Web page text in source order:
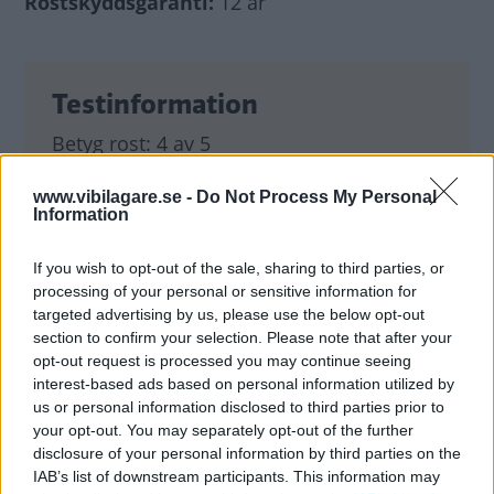
www.vibilagare.se - Do Not Process My Personal
Information
If you wish to opt-out of the sale, sharing to third parties, or
processing of your personal or sensitive information for
targeted advertising by us, please use the below opt-out
section to confirm your selection. Please note that after your
opt-out request is processed you may continue seeing
interest-based ads based on personal information utilized by
us or personal information disclosed to third parties prior to
your opt-out. You may separately opt-out of the further
disclosure of your personal information by third parties on the
IAB’s list of downstream participants. This information may
Testinformation
Betyg rost: 4 av 5
5.Materialval, konstruktioner och övriga
komma inom de första sex åren.
4.Välgjort rostskydd med några tveksamma
konstruktionslösningar som på sikt kan orsaka
problem.
3.Normalbra rostskydd där någon form av
behandling gjorts i fabrik eller i efterhand.
Konstruktioner/material kan under en tid rädda
sämre behandling.
2.Behandlingen är sparsam eller saknas ofta helt